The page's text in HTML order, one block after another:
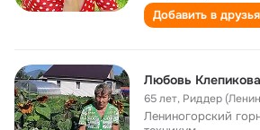
Добавить в друзья
Любовь Клепикова
65 лет, Риддер
Лениногорский